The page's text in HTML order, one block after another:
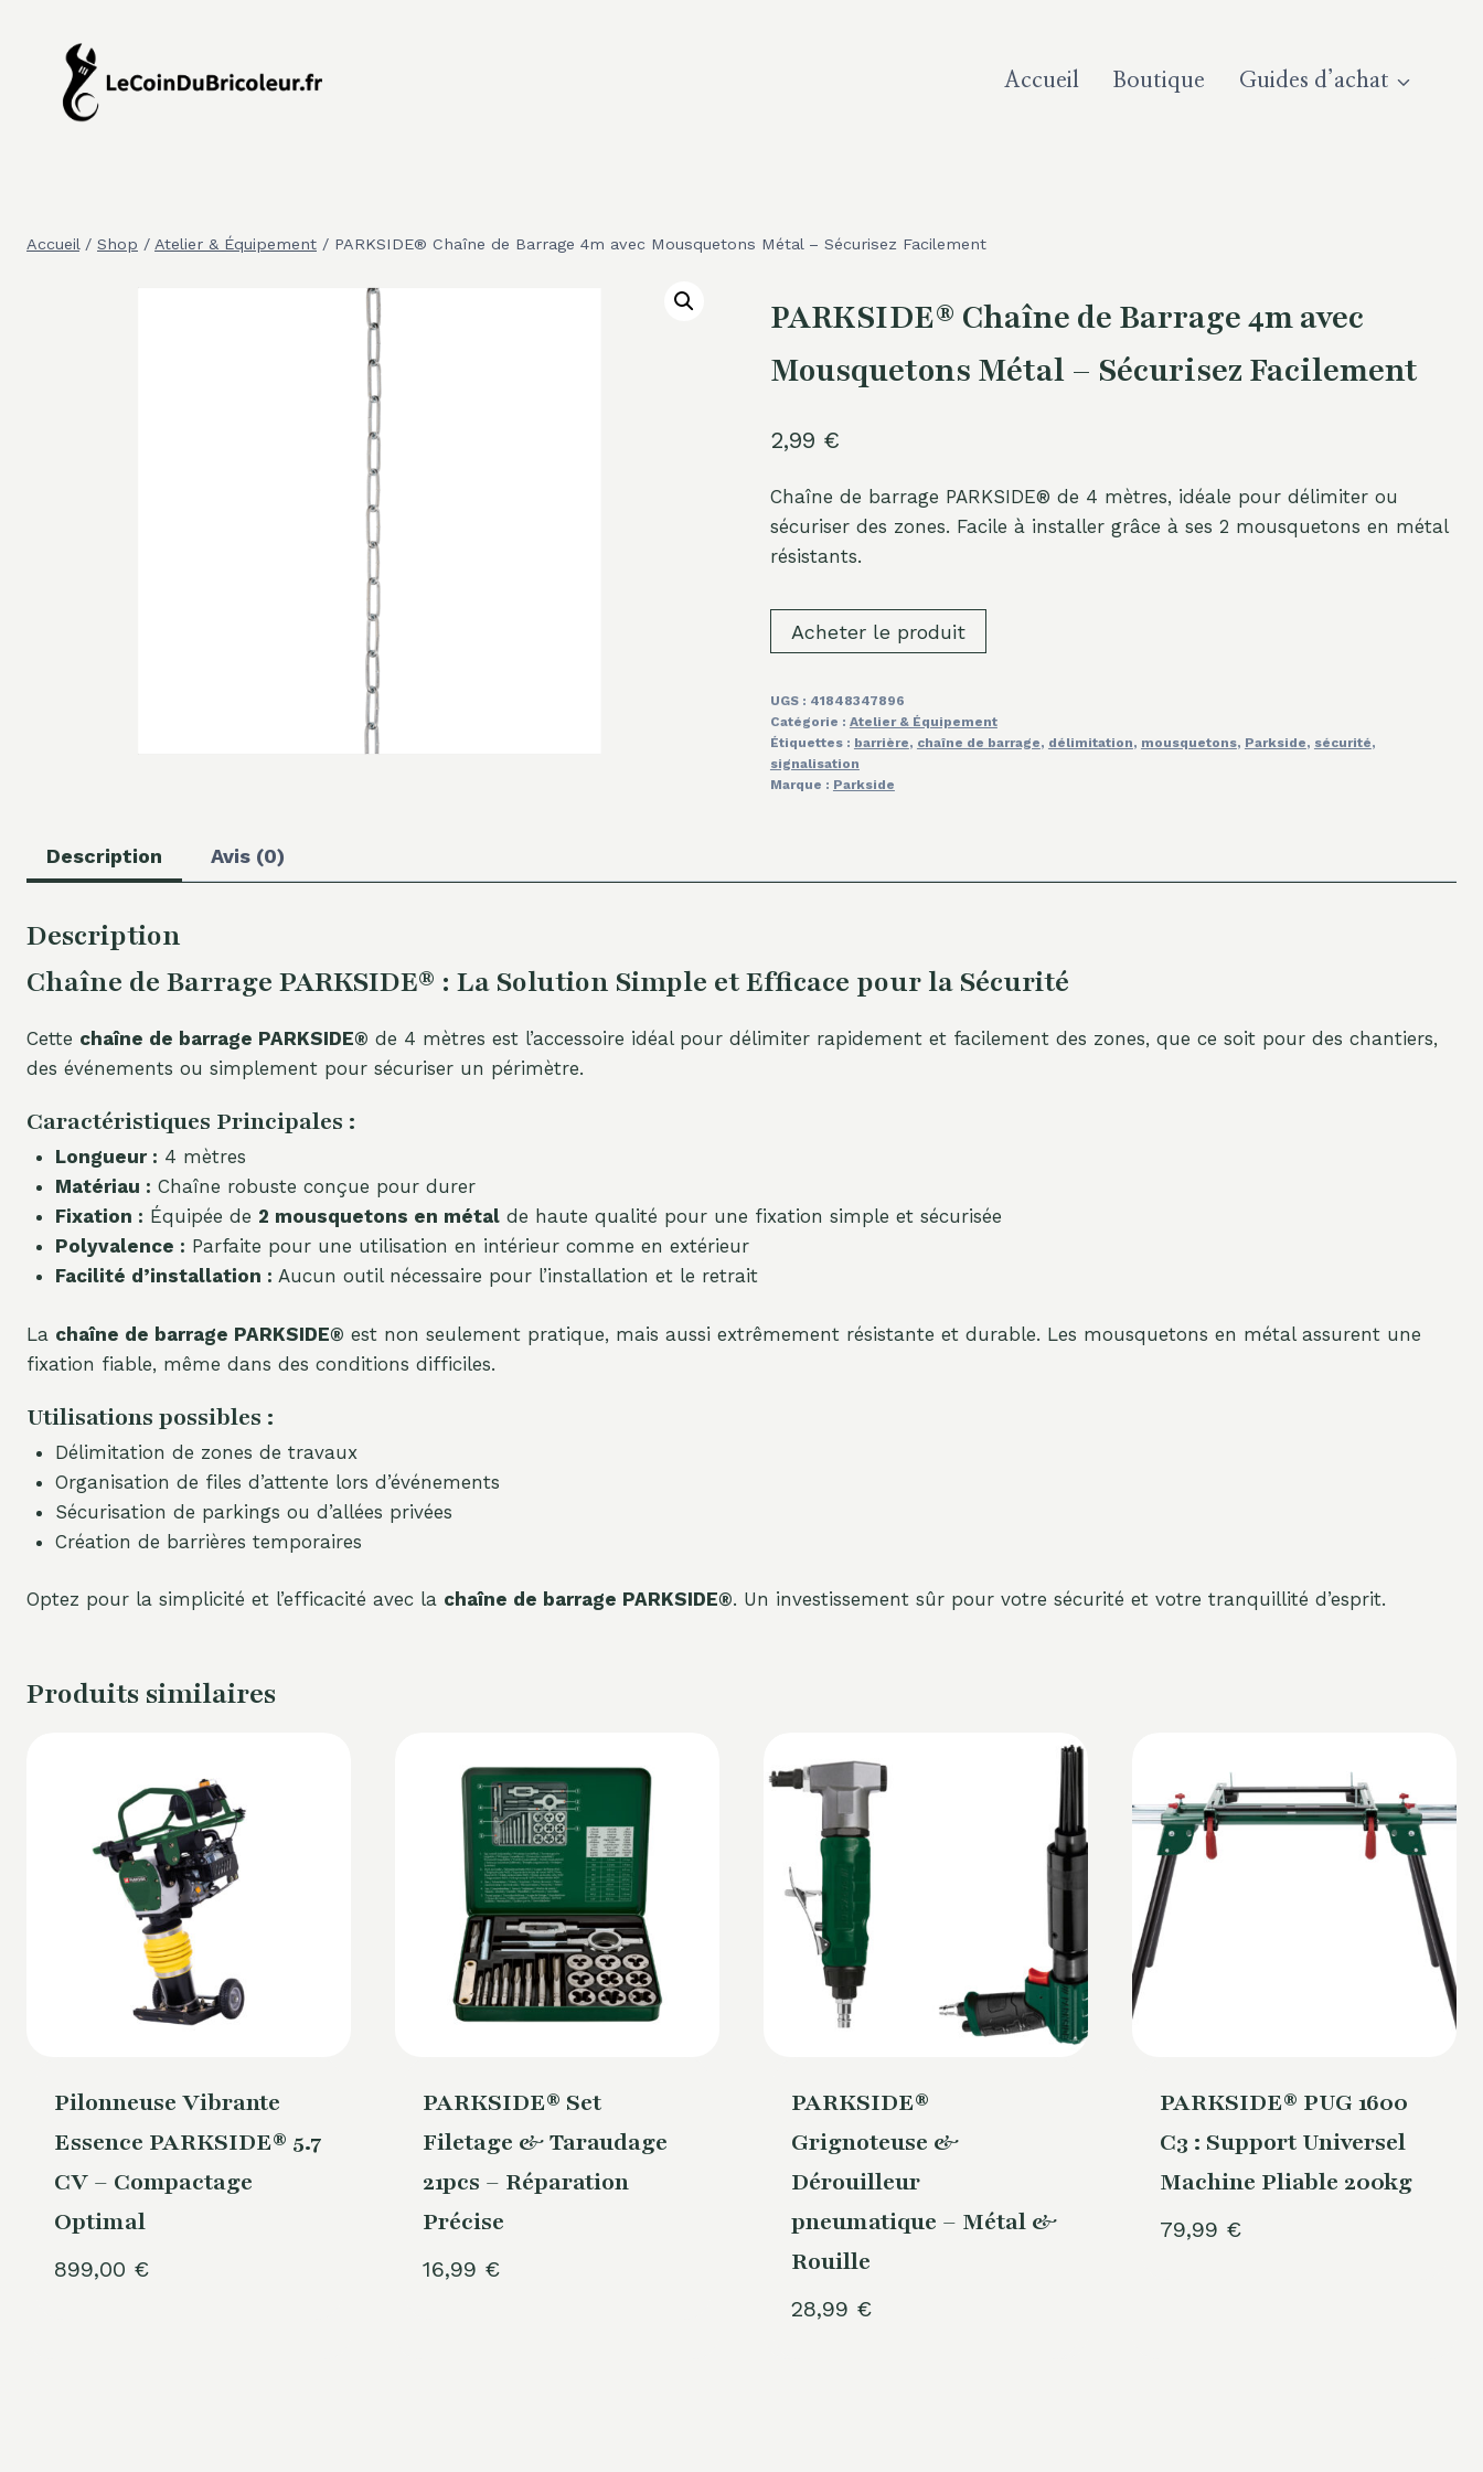
contenu
Accueil Boutique Guides d’achat
Accueil / Shop / Atelier & Équipement / PARKSIDE® Chaîne de Barrage 4m avec Mousquetons Métal – Sécurisez Facilement
PARKSIDE® Chaîne de Barrage 4m avec
Mousquetons Métal – Sécurisez Facilement
2,99 €
Chaîne de barrage PARKSIDE® de 4 mètres, idéale pour délimiter ou
sécuriser des zones. Facile à installer grâce à ses 2 mousquetons en métal
résistants.
Acheter le produit
UGS : 41848347896
Catégorie : Atelier & Équipement
Étiquettes : barrière, chaîne de barrage, délimitation, mousquetons, Parkside, sécurité,
signalisation
Marque : Parkside
Description Avis (0)
Description
Chaîne de Barrage PARKSIDE® : La Solution Simple et Efficace pour la Sécurité
Cette chaîne de barrage PARKSIDE® de 4 mètres est l’accessoire idéal pour délimiter rapidement et facilement des zones, que ce soit pour des chantiers,
des événements ou simplement pour sécuriser un périmètre.
Caractéristiques Principales :
Longueur : 4 mètres
Matériau : Chaîne robuste conçue pour durer
Fixation : Équipée de 2 mousquetons en métalde haute qualité pour une fixation simple et sécurisée
Polyvalence : Parfaite pour une utilisation en intérieur comme en extérieur
Facilité d’installation : Aucun outil nécessaire pour l’installation et le retrait
La chaîne de barrage PARKSIDE® est non seulement pratique, mais aussi extrêmement résistante et durable. Les mousquetons en métal assurent une
fixation fiable, même dans des conditions difficiles.
Utilisations possibles :
Délimitation de zones de travaux
Organisation de files d’attente lors d’événements
Sécurisation de parkings ou d’allées privées
Création de barrières temporaires
Optez pour la simplicité et l’efficacité avec la chaîne de barrage PARKSIDE®. Un investissement sûr pour votre sécurité et votre tranquillité d’esprit.
Produits similaires
Pilonneuse Vibrante
Essence PARKSIDE® 5.7
CV – Compactage
Optimal
899,00 €
PARKSIDE® Set
Filetage & Taraudage
21pcs – Réparation
Précise
16,99 €
PARKSIDE®
Grignoteuse &
Dérouilleur
pneumatique – Métal &
Rouille
28,99 €
PARKSIDE® PUG 1600
C3 : Support Universel
Machine Pliable 200kg
79,99 €